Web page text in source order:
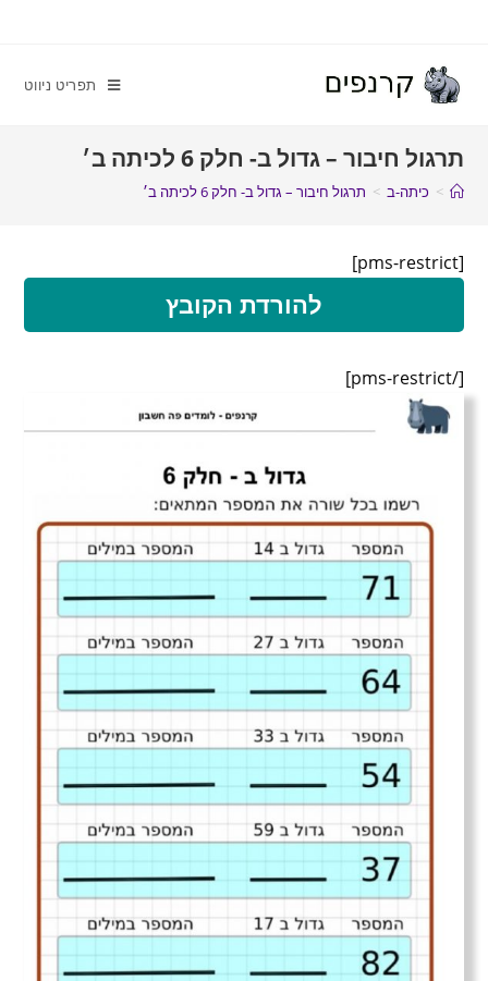
תפריט ניווט
תרגול חיבור – גדול ב- חלק 6 לכיתה ב׳
> כיתה-ב > תרגול חיבור – גדול ב- חלק 6 לכיתה ב׳
[pms-restrict]
להורדת הקובץ
[/pms-restrict]